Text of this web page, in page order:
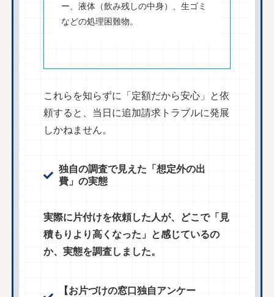
ー、液体（飲み残しの中身）、生ゴミ
などの処理困難物。
これらを知らずに「定額だから安心」と依
頼すると、当日に追加請求トラブルに発展
しかねません。
独自の調査で見えた「想定外の出
費」の実態
実際に片付けを依頼した人が、どこで「見
積もりより高くなった」と感じているの
か、実態を調査しました。
【お片づけの窓口独自アンケー